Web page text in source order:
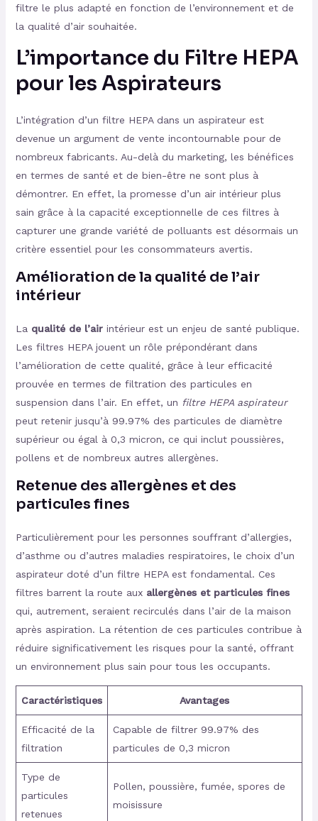
filtre le plus adapté en fonction de l’environnement et de
la qualité d’air souhaitée.
L’importance du Filtre HEPA
pour les Aspirateurs
L’intégration d’un filtre HEPA dans un aspirateur est
devenue un argument de vente incontournable pour de
nombreux fabricants. Au-delà du marketing, les bénéfices
en termes de santé et de bien-être ne sont plus à
démontrer. En effet, la promesse d’un air intérieur plus
sain grâce à la capacité exceptionnelle de ces filtres à
capturer une grande variété de polluants est désormais un
critère essentiel pour les consommateurs avertis.
Amélioration de la qualité de l’air
intérieur
La qualité de l’airintérieur est un enjeu de santé publique.
Les filtres HEPA jouent un rôle prépondérant dans
l’amélioration de cette qualité, grâce à leur efficacité
prouvée en termes de filtration des particules en
suspension dans l’air. En effet, un filtre HEPA aspirateur
peut retenir jusqu’à 99.97% des particules de diamètre
supérieur ou égal à 0,3 micron, ce qui inclut poussières,
pollens et de nombreux autres allergènes.
Retenue des allergènes et des
particules fines
Particulièrement pour les personnes souffrant d’allergies,
d’asthme ou d’autres maladies respiratoires, le choix d’un
aspirateur doté d’un filtre HEPA est fondamental. Ces
filtres barrent la route aux allergènes et particules fines
qui, autrement, seraient recirculés dans l’air de la maison
après aspiration. La rétention de ces particules contribue à
réduire significativement les risques pour la santé, offrant
un environnement plus sain pour tous les occupants.
Caractéristiques Avantages
Efficacité de la
filtration
Capable de filtrer 99.97% des
particules de 0,3 micron
Type de
particules
retenues
Pollen, poussière, fumée, spores de
moisissure